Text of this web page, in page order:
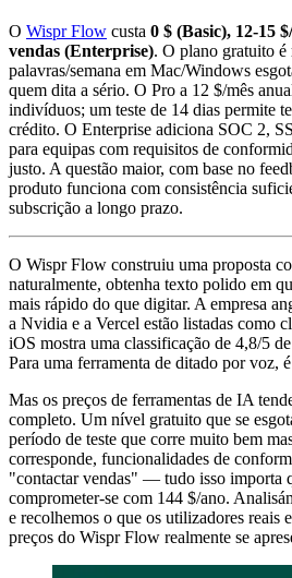
O Wispr Flow custa 0 $ (Basic), 12-15
vendas (Enterprise). O plano gratuito
palavras/semana em Mac/Windows
quem dita a sério. O Pro a 12 $/mês
indivíduos; um teste de 14 dias permite
crédito. O Enterprise adiciona SOC 2,
para equipas com requisitos de
justo. A questão maior, com base no
produto funciona com consistência
subscrição a longo prazo.
O Wispr Flow construiu uma proposta
naturalmente, obtenha texto polido em
mais rápido do que digitar. A empresa
a Nvidia e a Vercel estão listadas como
iOS mostra uma classificação de 4,8/5
Para uma ferramenta de ditado por voz,
Mas os preços de ferramentas de IA
completo. Um nível gratuito que se
período de teste que corre muito bem
corresponde, funcionalidades de
"contactar vendas" — tudo isso importa
comprometer-se com 144 $/ano.
e recolhemos o que os utilizadores reais
preços do Wispr Flow realmente se